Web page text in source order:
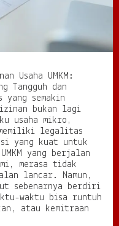
Usaha UMKM:
Tangguh dan
semakin
bukan lagi
usaha mikro,
memiliki legalitas
yang kuat untuk
yang berjalan
merasa tidak
lancar. Namun,
sebenarnya berdiri
waktu bisa runtuh
atau kemitraan